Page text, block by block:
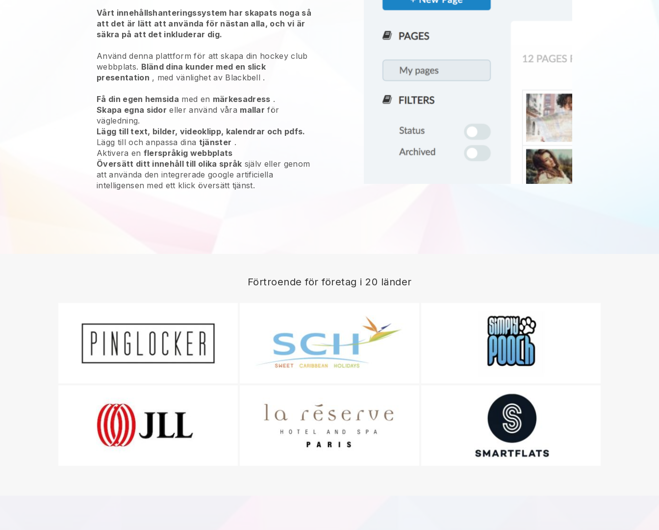
Vårt innehållshanteringssystem har skapats noga så
att det är lätt att använda för nästan alla, och vi är
säkra på att det inkluderar dig.
Använd denna plattform för att skapa din hockey club
webbplats. Bländ dina kunder med en slick
presentation , med vänlighet av Blackbell .
Få din egen hemsida med en märkesadress .
Skapa egna sidor eller använd våra mallar för
vägledning.
Lägg till text, bilder, videoklipp, kalendrar och pdfs.
Lägg till och anpassa dina tjänster .
Aktivera en flerspråkig webbplats
Översätt ditt innehåll till olika språk själv eller genom
att använda den integrerade google artificiella
intelligensen med ett klick översätt tjänst.
Förtroende för företag i 20 länder